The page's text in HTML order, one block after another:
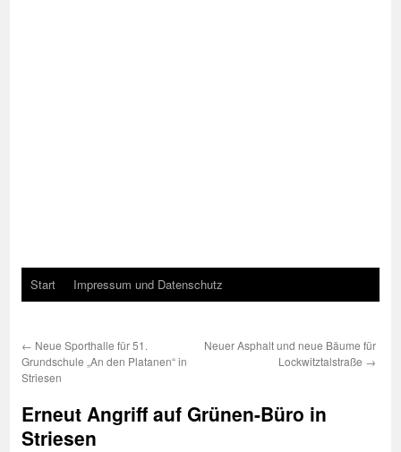
Start Impressum und Datenschutz
← Neue Sporthalle für 51.
Grundschule „An den Platanen“ in
Striesen
Neuer Asphalt und neue Bäume für
Lockwitztalstraße →
Erneut Angriff auf Grünen-Büro in
Striesen